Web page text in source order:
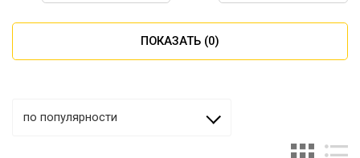
ПОКАЗАТЬ (0)
по популярности